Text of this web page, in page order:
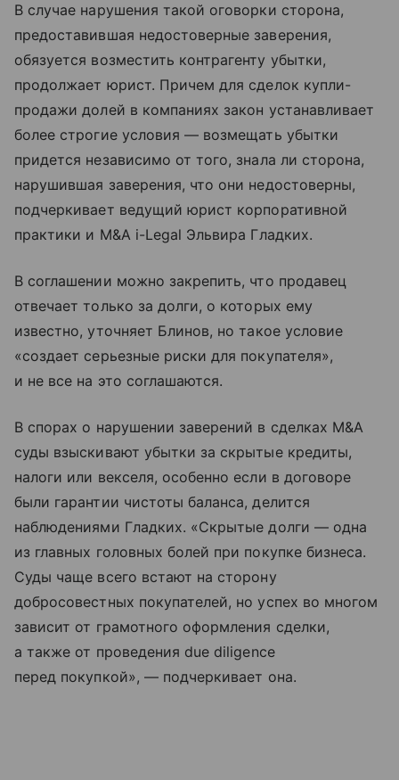
В случае нарушения такой оговорки сторона,
предоставившая недостоверные заверения,
обязуется возместить контрагенту убытки,
продолжает юрист. Причем для сделок купли-
продажи долей в компаниях закон устанавливает
более строгие условия — возмещать убытки
придется независимо от того, знала ли сторона,
нарушившая заверения, что они недостоверны,
подчеркивает ведущий юрист корпоративной
практики и M&A i-Legal Эльвира Гладких.
В соглашении можно закрепить, что продавец
отвечает только за долги, о которых ему
известно, уточняет Блинов, но такое условие
«создает серьезные риски для покупателя»,
и не все на это соглашаются.
В спорах о нарушении заверений в сделках M&A
суды взыскивают убытки за скрытые кредиты,
налоги или векселя, особенно если в договоре
были гарантии чистоты баланса, делится
наблюдениями Гладких. «Скрытые долги — одна
из главных головных болей при покупке бизнеса.
Суды чаще всего встают на сторону
добросовестных покупателей, но успех во многом
зависит от грамотного оформления сделки,
а также от проведения due diligence
перед покупкой», — подчеркивает она.